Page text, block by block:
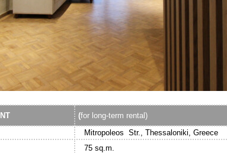
(for long-term rental)
Mitropoleos Str., Thessaloniki, Greece
75 sq.m.